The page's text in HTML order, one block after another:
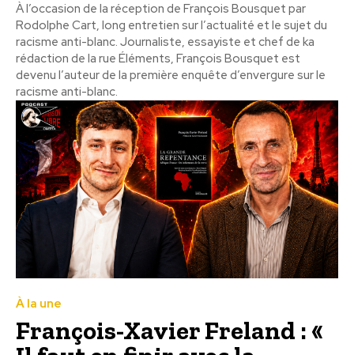
À l’occasion de la réception de François Bousquet par
Rodolphe Cart, long entretien sur l’actualité et le sujet du
racisme anti-blanc. Journaliste, essayiste et chef de ka
rédaction de la rue Éléments, François Bousquet est
devenu l’auteur de la première enquête d’envergure sur le
racisme anti-blanc.
À la une
François-Xavier Freland : «